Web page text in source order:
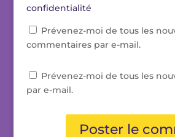
confidentialité
Prévenez-moi de tous les
commentaires par e-mail.
Prévenez-moi de tous les
par e-mail.